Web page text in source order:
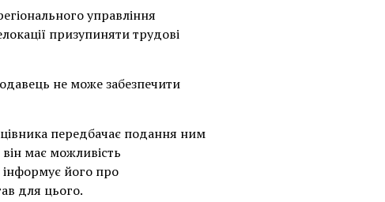
управління
призупиняти трудові
не може забезпечити
передбачає подання ним
має можливість
інформує його про
для цього.